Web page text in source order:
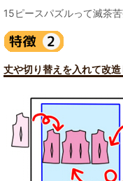
15ピースパズルって滅茶
丈や切り替えを入れて改